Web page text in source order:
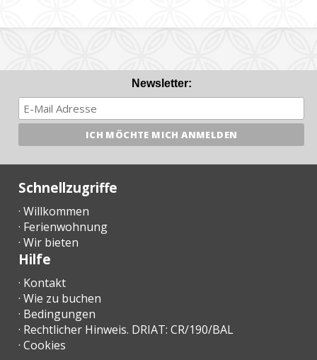
Newsletter:
Schnellzugriffe
· Willkommen
· Ferienwohnung
· Wir bieten
Hilfe
· Kontakt
· Wie zu buchen
· Bedingungen
· Rechtlicher Hinweis. DRIAT: CR/190/BAL
· Cookies